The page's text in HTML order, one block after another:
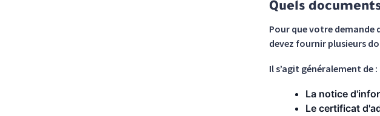
Quels
Pour que votre
devez fournir plusieurs
Il s’agit généralement de :
La notice
Le certificat